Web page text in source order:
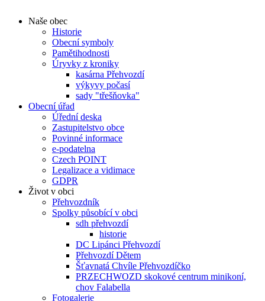
Naše obec
Historie
Obecní symboly
Pamětihodnosti
Úryvky z kroniky
kasárna Přehvozdí
výkyvy počasí
sady "třešňovka"
Obecní úřad
Úřední deska
Zastupitelstvo obce
Povinné informace
e-podatelna
Czech POINT
Legalizace a vidimace
GDPR
Život v obci
Přehvozdník
Spolky působící v obci
sdh přehvozdí
historie
DC Lipánci Přehvozdí
Přehvozdí Dětem
Šťavnatá Chvíle Přehvozdíčko
PRZECHWOZD skokové centrum minikoní,
chov Falabella
Fotogalerie